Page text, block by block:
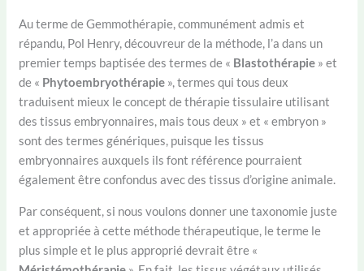
Au terme de Gemmothérapie, communément admis et
répandu, Pol Henry, découvreur de la méthode, l’a dans un
premier temps baptisée des termes de « Blastothérapie » et
de « Phytoembryothérapie », termes qui tous deux
traduisent mieux le concept de thérapie tissulaire utilisant
des tissus embryonnaires, mais tous deux » et « embryon »
sont des termes génériques, puisque les tissus
embryonnaires auxquels ils font référence pourraient
également être confondus avec des tissus d’origine animale.
Par conséquent, si nous voulons donner une taxonomie juste
et appropriée à cette méthode thérapeutique, le terme le
plus simple et le plus approprié devrait être «